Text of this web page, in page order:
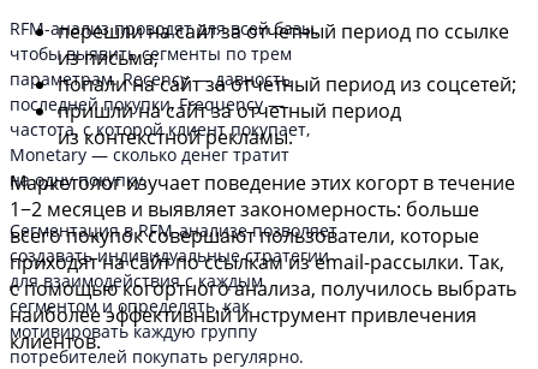
RFM-анализ проводят для всей базы,
чтобы выявить сегменты по трем
параметрам. Recency — давность
последней покупки, Frequency —
частота, с которой клиент покупает,
Monetary — сколько денег тратит
на одну покупку.
Сегментация в RFM-анализе позволяет
создавать индивидуальные стратегии
для взаимодействия с каждым
сегментом и определять, как
мотивировать каждую группу
потребителей покупать регулярно.
перешли на сайт за отчетный период по ссылке
из письма;
попали на сайт за отчетный период из соцсетей;
пришли на сайт за отчетный период
из контекстной рекламы.
Маркетолог изучает поведение этих когорт в течение
1−2 месяцев и выявляет закономерность: больше
всего покупок совершают пользователи, которые
приходят на сайт по ссылкам из email-рассылки. Так,
с помощью когортного анализа, получилось выбрать
наиболее эффективный инструмент привлечения
клиентов.